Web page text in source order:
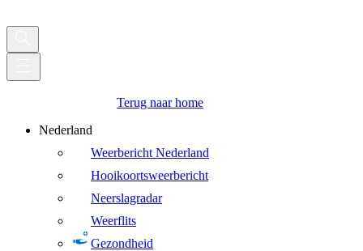
Terug naar home
Nederland
Weerbericht Nederland
Hooikoortsweerbericht
Neerslagradar
Weerflits
Gezondheid